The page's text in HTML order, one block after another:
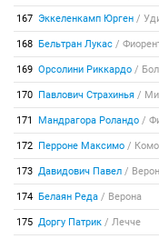
167 Эккеленкамп Юрген /
168 Бельтран Лукас /
169 Орсолини Риккардо /
170 Павлович Страхинья /
171 Мандрагора Роландо /
172 Перроне Максимо / Комо
173 Давидович Павел /
174 Белаян Реда / Верона
175 Доргу Патрик / Лечче